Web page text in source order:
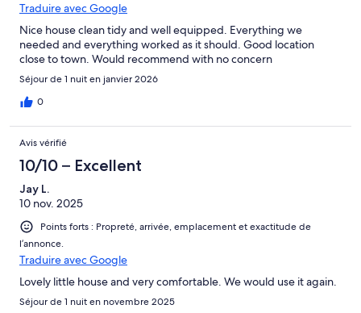
Traduire avec Google
Nice house clean tidy and well equipped. Everything we
needed and everything worked as it should. Good location
close to town. Would recommend with no concern
Séjour de 1 nuit en janvier 2026
0
Avis vérifié
10/10 – Excellent
Jay L.
10 nov. 2025
Points forts : Propreté, arrivée, emplacement et exactitude de
l’annonce.
Traduire avec Google
Lovely little house and very comfortable. We would use it again.
Séjour de 1 nuit en novembre 2025